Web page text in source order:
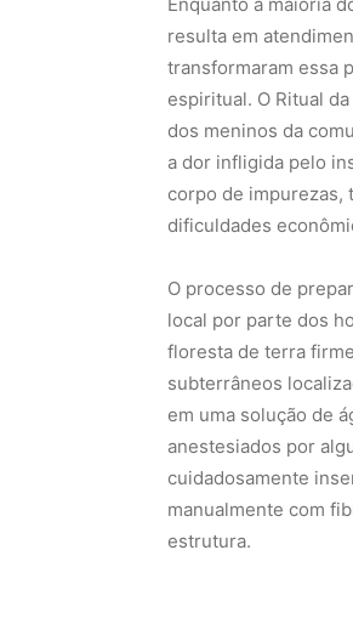
resulta em
transformaram essa
espiritual. O Ritual
dos meninos da
a dor infligida pelo
corpo de impurezas,
dificuldades
O processo de
local por parte dos
floresta de terra
subterrâneos
em uma solução de
anestesiados por
cuidadosamente
manualmente com
estrutura.